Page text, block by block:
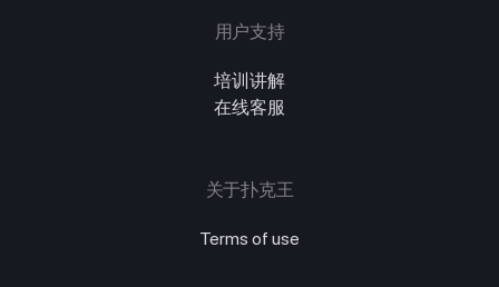
用户支持
培训讲解
在线客服
关于扑克王
Terms of use